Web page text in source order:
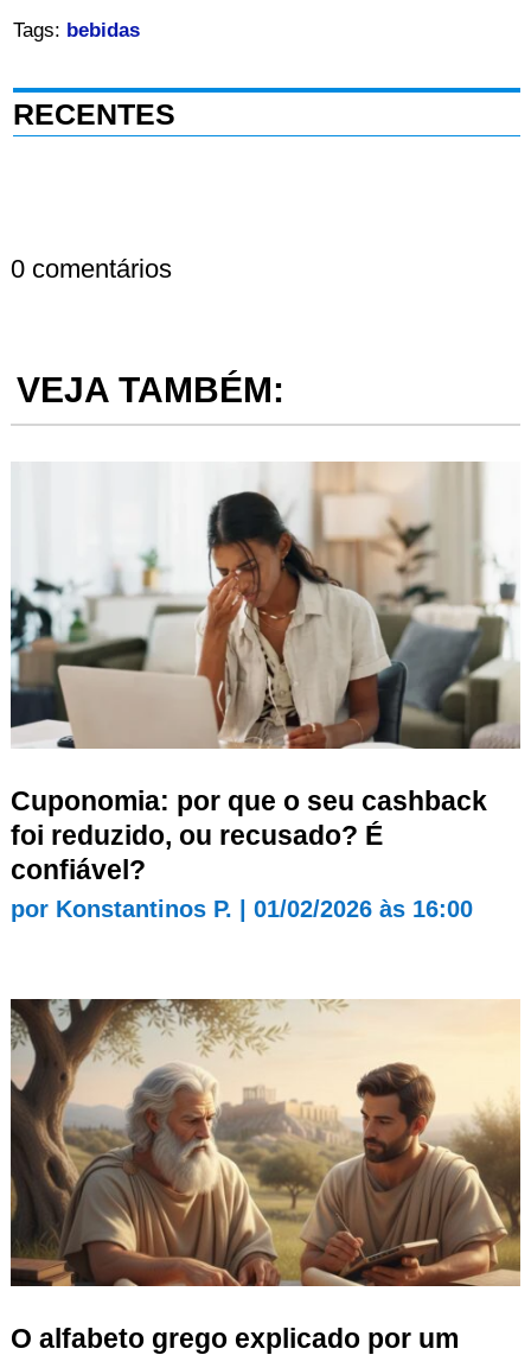
Tags: bebidas
RECENTES
0 comentários
VEJA TAMBÉM:
Cuponomia: por que o seu cashback
foi reduzido, ou recusado? É
confiável?
por Konstantinos P. 01/02/2026 às 16:00
O alfabeto grego explicado por um